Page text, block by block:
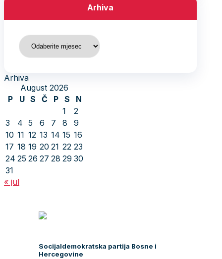
Arhiva
Arhiva
Arhiva
August 2026
P
U S Č P S
N
1
2
3
4 5 6 7 8
9
10 11 12 13 14 15 16
17 18 19 20 21 22 23
24 25 26 27 28 29 30
31
« jul
Socijaldemokratska partija Bosne i
Hercegovine